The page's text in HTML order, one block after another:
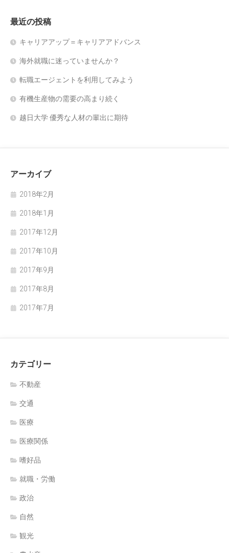
最近の投稿
キャリアアップ＝キャリアアドバンス
海外就職に迷っていませんか？
転職エージェントを利用してみよう
有機生産物の需要の高まり続く
越日大学 優秀な人材の輩出に期待
アーカイブ
2018年2月
2018年1月
2017年12月
2017年10月
2017年9月
2017年8月
2017年7月
カテゴリー
不動産
交通
医療
医療関係
嗜好品
就職・労働
政治
自然
観光